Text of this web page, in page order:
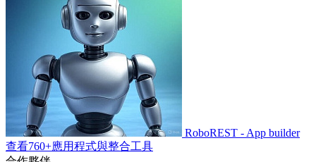
RoboREST - App builder
查看760+應用程式與整合工具